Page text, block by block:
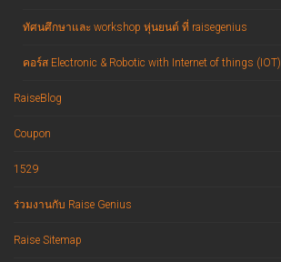
ทัศนศึกษาและ workshop หุ่นยนต์ ที่ raisegenius
คอร์ส Electronic & Robotic with Internet of things (IOT)
RaiseBlog
Coupon
1529
ร่วมงานกับ Raise Genius
Raise Sitemap